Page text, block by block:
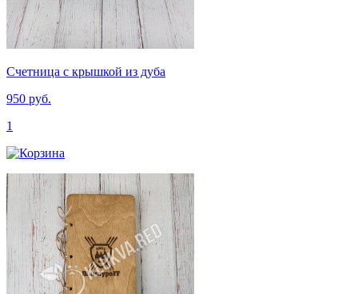
Счетница с крышкой из дуба
950 руб.
1